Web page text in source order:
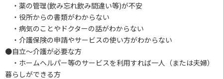
・薬の管理(飲み忘れ飲み間違い等)が不安
・役所からの書類がわからない
・病気のことやドクターの話がわからない
・介護保険の申請やサービスの使い方がわからない
●自立～介護が必要な方
・ホームヘルパー等のサービスを利用すれば一人（または夫婦）
暮らしができる方